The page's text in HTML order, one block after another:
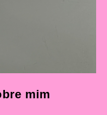
mim